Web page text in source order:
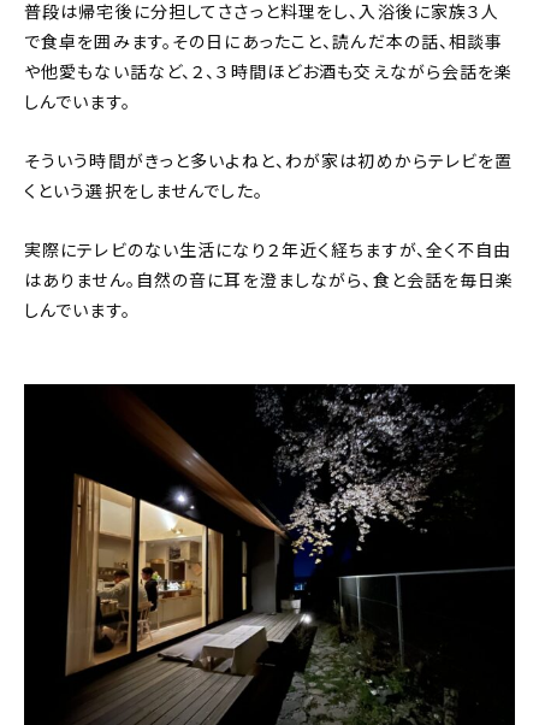
普段は帰宅後に分担してささっと料理をし、入浴後に家族３人
で食卓を囲みます。その日にあったこと、読んだ本の話、相談事
や他愛もない話など、２、３時間ほどお酒も交えながら会話を楽
しんでいます。
そういう時間がきっと多いよねと、わが家は初めからテレビを置
くという選択をしませんでした。
実際にテレビのない生活になり２年近く経ちますが、全く不自由
はありません。自然の音に耳を澄ましながら、食と会話を毎日楽
しんでいます。